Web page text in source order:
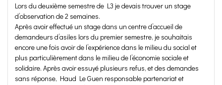
Lors du deuxième semestre de L3 je devais trouver un stage
d’observation de 2 semaines.
Après avoir effectué un stage dans un centre d’accueil de
demandeurs d’asiles lors du premier semestre, je souhaitais
encore une fois avoir de l’expérience dans le milieu du social et
plus particulièrement dans le milieu de l’économie sociale et
solidaire. Après avoir essuyé plusieurs refus, et des demandes
sans réponse, Haud Le Guen responsable partenariat et